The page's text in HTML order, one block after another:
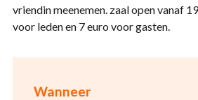
Wanneer
vriendin meenemen. zaal open vanaf
voor leden en 7 euro voor gasten.